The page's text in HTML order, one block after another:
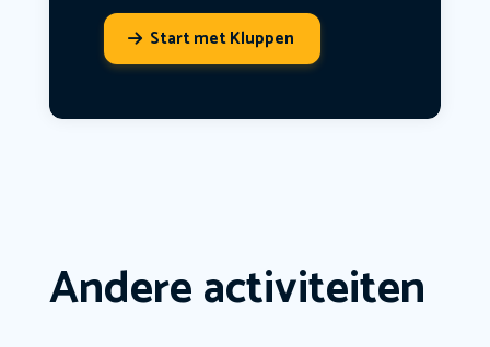
Start met Kluppen
Andere activiteiten